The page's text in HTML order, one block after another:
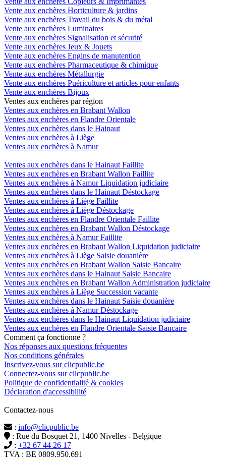
Vente aux enchères Horticulture & jardins
Vente aux enchères Travail du bois & du métal
Vente aux enchères Luminaires
Vente aux enchères Signalisation et sécurité
Vente aux enchères Jeux & Jouets
Vente aux enchères Engins de manutention
Vente aux enchères Pharmaceutique & chimique
Vente aux enchères Métallurgie
Vente aux enchères Puériculture et articles pour enfants
Vente aux enchères Bijoux
Ventes aux enchères par région
Ventes aux enchères en Brabant Wallon
Ventes aux enchères en Flandre Orientale
Ventes aux enchères dans le Hainaut
Ventes aux enchères à Liège
Ventes aux enchères à Namur
Ventes aux enchères dans le Hainaut Faillite
Ventes aux enchères en Brabant Wallon Faillite
Ventes aux enchères à Namur Liquidation judiciaire
Ventes aux enchères dans le Hainaut Déstockage
Ventes aux enchères à Liège Faillite
Ventes aux enchères à Liège Déstockage
Ventes aux enchères en Flandre Orientale Faillite
Ventes aux enchères en Brabant Wallon Déstockage
Ventes aux enchères à Namur Faillite
Ventes aux enchères en Brabant Wallon Liquidation judiciaire
Ventes aux enchères à Liège Saisie douanière
Ventes aux enchères en Brabant Wallon Saisie Bancaire
Ventes aux enchères dans le Hainaut Saisie Bancaire
Ventes aux enchères en Brabant Wallon Administration judiciaire
Ventes aux enchères à Liège Succession vacante
Ventes aux enchères dans le Hainaut Saisie douanière
Ventes aux enchères à Namur Déstockage
Ventes aux enchères dans le Hainaut Liquidation judiciaire
Ventes aux enchères en Flandre Orientale Saisie Bancaire
Comment ça fonctionne ?
Nos réponses aux questions fréquentes
Nos conditions générales
Inscrivez-vous sur clicpublic.be
Connectez-vous sur clicpublic.be
Politique de confidentialité & cookies
Déclaration d'accessibilité
Contactez-nous
: info@clicpublic.be
: Rue du Bosquet 21, 1400 Nivelles - Belgique
: +32 67 44 26 17
TVA : BE 0809.950.691